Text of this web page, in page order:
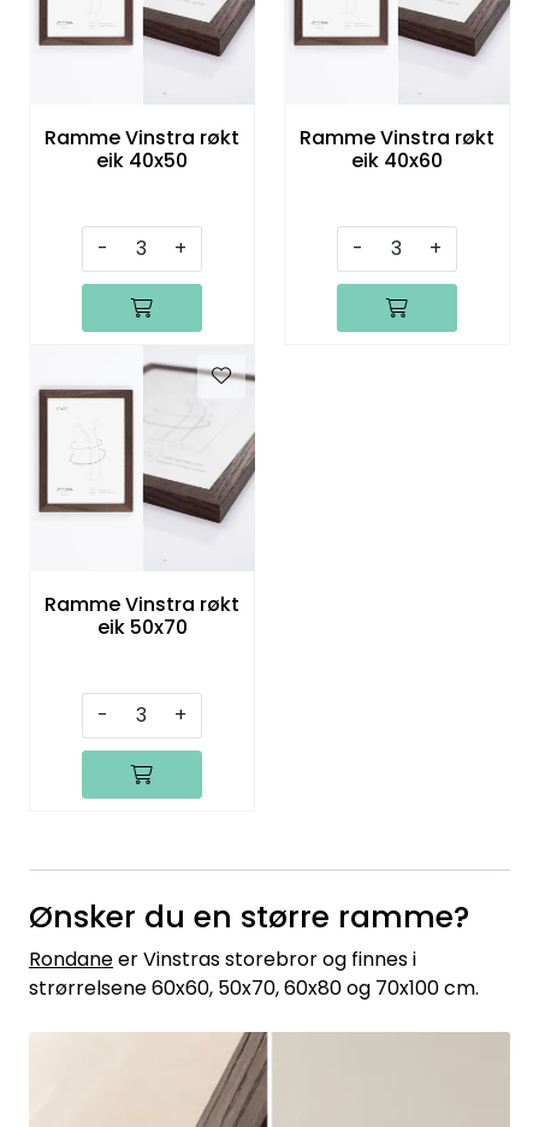
Ramme Vinstra røkt
eik 40x50
- +
Ramme Vinstra røkt
eik 40x60
- +
Ramme Vinstra røkt
eik 50x70
- +
Ønsker du en større ramme?
Rondaneer Vinstras storebror og finnes i
strørrelsene 60x60, 50x70, 60x80 og 70x100 cm.